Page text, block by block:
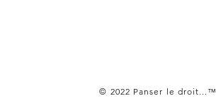
© 2022 Panser le droit...™